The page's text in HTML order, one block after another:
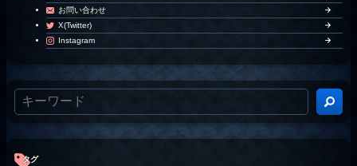
お問い合わせ
X(Twitter)
Instagram
タグ